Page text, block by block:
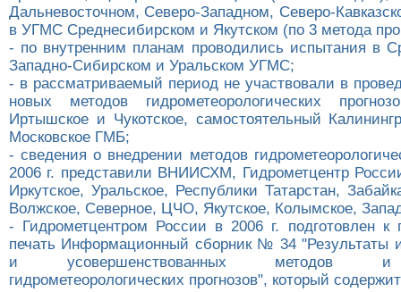
Дальневосточном, Северо-Западном, Северо-
в УГМС Среднесибирском и Якутском (по 3 метода
- по внутренним планам проводились испытания в
Западно-Сибирском и Уральском УГМС;
- в рассматриваемый период не участвовали в
новых методов гидрометеорологических
Иртышское и Чукотское, самостоятельный
Московское ГМБ;
- сведения о внедрении методов
2006 г. представили ВНИИСХМ, Гидрометцентр
Иркутское, Уральское, Республики Татарстан,
Волжское, Северное, ЦЧО, Якутское, Колымское,
- Гидрометцентром России в 2006 г. подготовлен к
печать Информационный сборник № 34 "Результаты
и усовершенствованных методов и
гидрометеорологических прогнозов", который